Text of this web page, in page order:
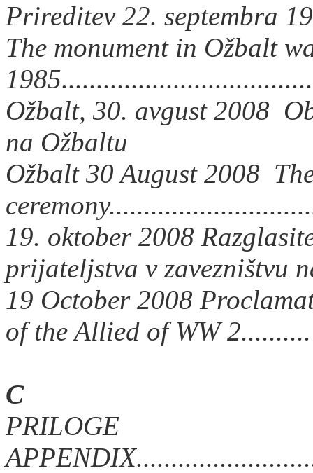
Prireditev 22. septembra
The monument in Ožbalt
Ožbalt, 30. avgust 2008
na Ožbaltu
Ožbalt 30 August 2008
19. oktober 2008
prijateljstva v zavezništvu
19 October 2008
of the Allied of WW
C
PRILOGE